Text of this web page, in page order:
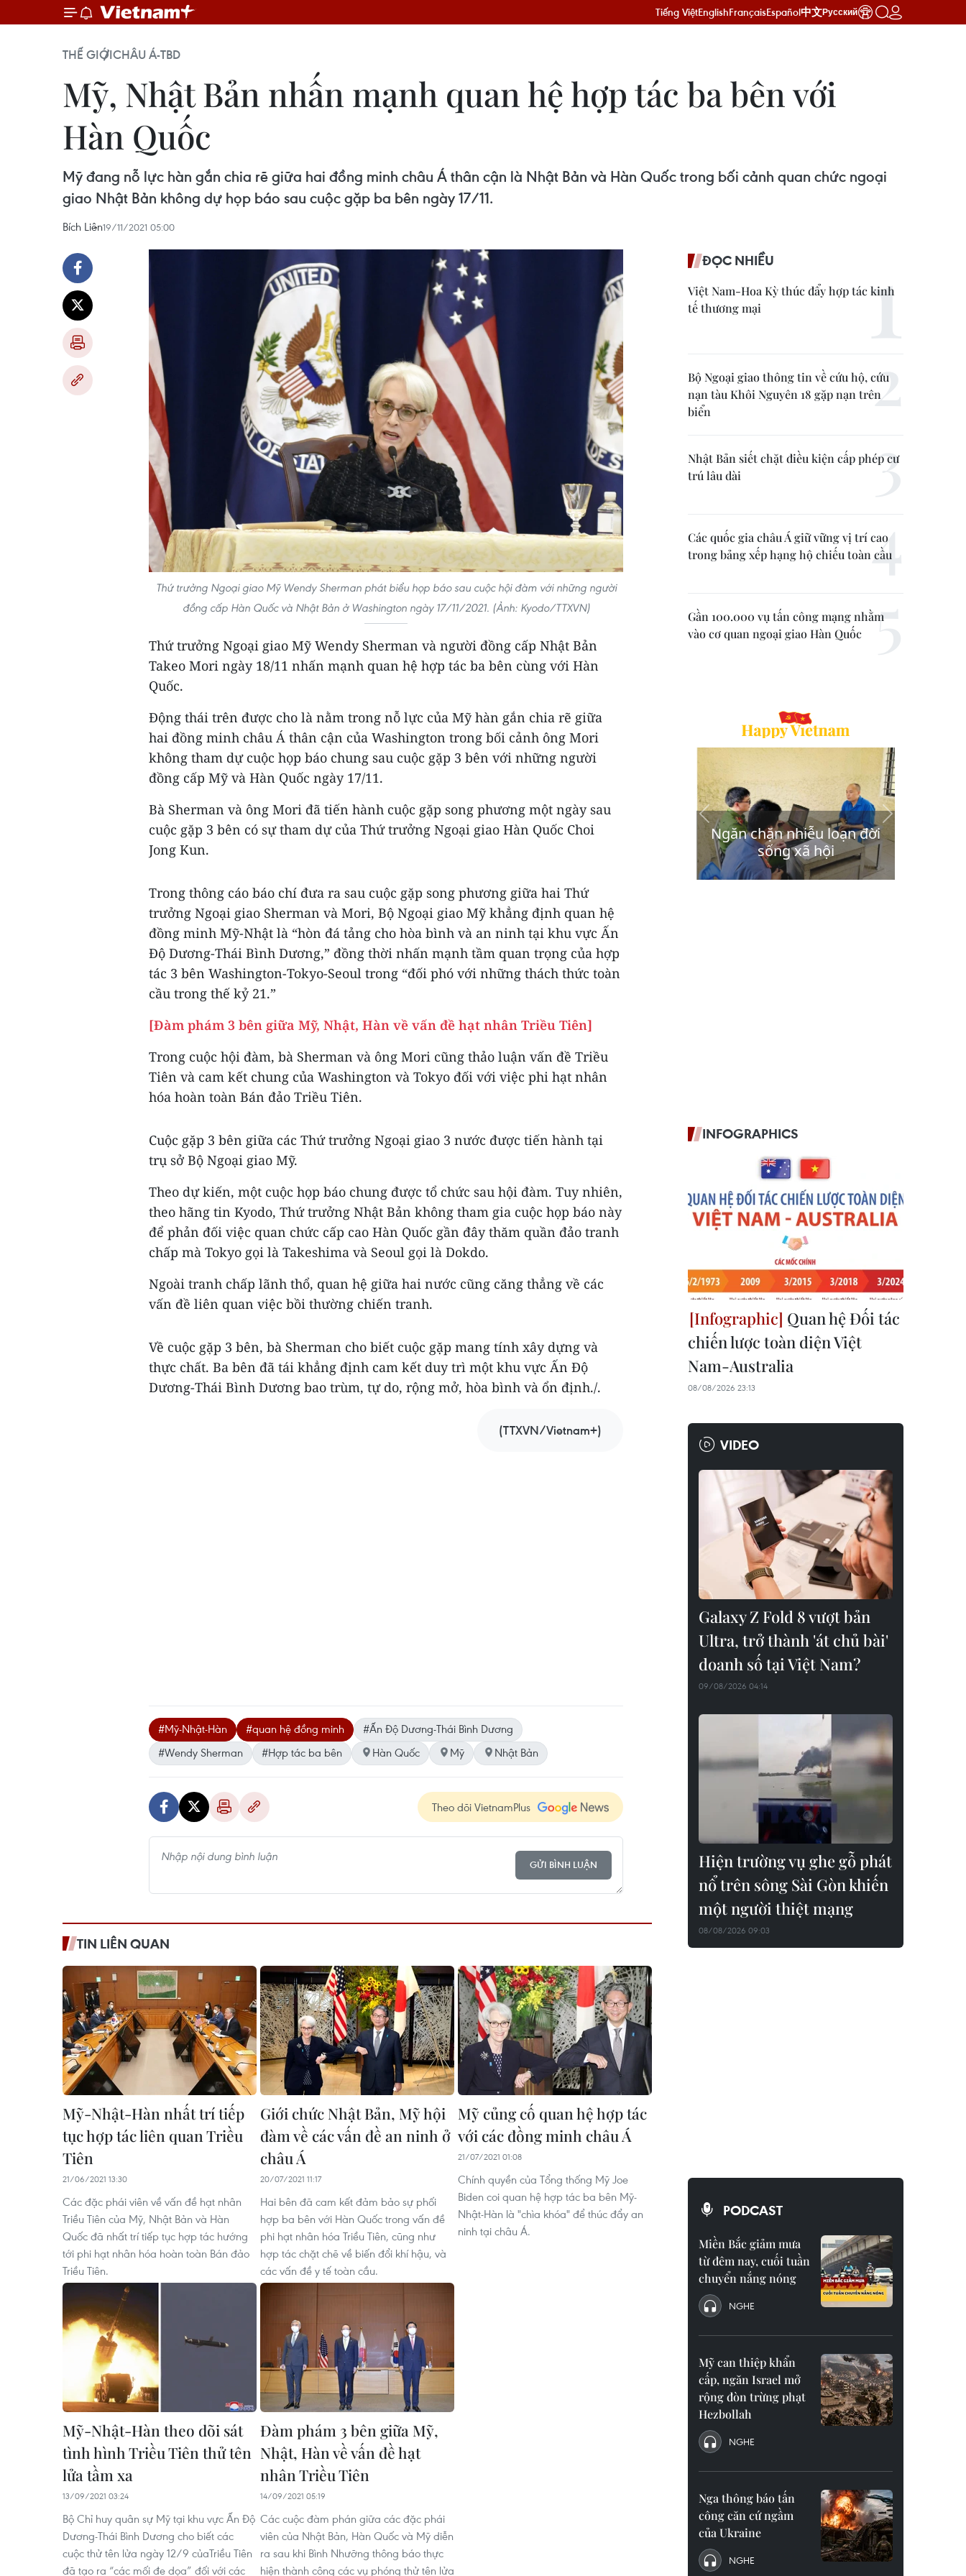
Tiếng ViệtEnglishFrançaisEspañol中文Русский
THẾ GIỚICHÂU Á-TBD
Mỹ, Nhật Bản nhấn mạnh quan hệ hợp tác ba bên với
Hàn Quốc
Mỹ đang nỗ lực hàn gắn chia rẽ giữa hai đồng minh châu Á thân cận là Nhật Bản và Hàn Quốc trong bối cảnh quan chức ngoại
giao Nhật Bản không dự họp báo sau cuộc gặp ba bên ngày 17/11.
Bích Liên19/11/2021 05:00
Thứ trưởng Ngoại giao Mỹ Wendy Sherman phát biểu họp báo sau cuộc hội đàm với những người
đồng cấp Hàn Quốc và Nhật Bản ở Washington ngày 17/11/2021. (Ảnh: Kyodo/TTXVN)
Thứ trưởng Ngoại giao Mỹ Wendy Sherman và người đồng cấp Nhật Bản
Takeo Mori ngày 18/11 nhấn mạnh quan hệ hợp tác ba bên cùng với Hàn
Quốc.
Động thái trên được cho là nằm trong nỗ lực của Mỹ hàn gắn chia rẽ giữa
hai đồng minh châu Á thân cận của Washington trong bối cảnh ông Mori
không tham dự cuộc họp báo chung sau cuộc gặp 3 bên với những người
đồng cấp Mỹ và Hàn Quốc ngày 17/11.
Bà Sherman và ông Mori đã tiến hành cuộc gặp song phương một ngày sau
cuộc gặp 3 bên có sự tham dự của Thứ trưởng Ngoại giao Hàn Quốc Choi
Jong Kun.
Trong thông cáo báo chí đưa ra sau cuộc gặp song phương giữa hai Thứ
trưởng Ngoại giao Sherman và Mori, Bộ Ngoại giao Mỹ khẳng định quan hệ
đồng minh Mỹ-Nhật là “hòn đá tảng cho hòa bình và an ninh tại khu vực Ấn
Độ Dương-Thái Bình Dương,” đồng thời nhấn mạnh tầm quan trọng của hợp
tác 3 bên Washington-Tokyo-Seoul trong “đối phó với những thách thức toàn
cầu trong thế kỷ 21.”
[Đàm phám 3 bên giữa Mỹ, Nhật, Hàn về vấn đề hạt nhân Triều Tiên]
Trong cuộc hội đàm, bà Sherman và ông Mori cũng thảo luận vấn đề Triều
Tiên và cam kết chung của Washington và Tokyo đối với việc phi hạt nhân
hóa hoàn toàn Bán đảo Triều Tiên.
Cuộc gặp 3 bên giữa các Thứ trưởng Ngoại giao 3 nước được tiến hành tại
trụ sở Bộ Ngoại giao Mỹ.
Theo dự kiến, một cuộc họp báo chung được tổ chức sau hội đàm. Tuy nhiên,
theo hãng tin Kyodo, Thứ trưởng Nhật Bản không tham gia cuộc họp báo này
để phản đối việc quan chức cấp cao Hàn Quốc gần đây thăm quần đảo tranh
chấp mà Tokyo gọi là Takeshima và Seoul gọi là Dokdo.
Ngoài tranh chấp lãnh thổ, quan hệ giữa hai nước cũng căng thẳng về các
vấn đề liên quan việc bồi thường chiến tranh.
Về cuộc gặp 3 bên, bà Sherman cho biết cuộc gặp mang tính xây dựng và
thực chất. Ba bên đã tái khẳng định cam kết duy trì một khu vực Ấn Độ
Dương-Thái Bình Dương bao trùm, tự do, rộng mở, hòa bình và ổn định./.
(TTXVN/Vietnam+)
#Mỹ-Nhật-Hàn #quan hệ đồng minh
#Ấn Độ Dương-Thái Bình Dương
#Wendy Sherman
#Hợp tác ba bên Hàn Quốc Mỹ Nhật Bản
Theo dõi VietnamPlus
GỬI BÌNH LUẬN
TIN LIÊN QUAN
Mỹ-Nhật-Hàn nhất trí tiếp
tục hợp tác liên quan Triều
Tiên
21/06/2021 13:30
Các đặc phái viên về vấn đề hạt nhân
Triều Tiên của Mỹ, Nhật Bản và Hàn
Quốc đã nhất trí tiếp tục hợp tác hướng
tới phi hạt nhân hóa hoàn toàn Bán đảo
Triều Tiên.
Giới chức Nhật Bản, Mỹ hội
đàm về các vấn đề an ninh ở
châu Á
20/07/2021 11:17
Hai bên đã cam kết đảm bảo sự phối
hợp ba bên với Hàn Quốc trong vấn đề
phi hạt nhân hóa Triều Tiên, cũng như
hợp tác chặt chẽ về biến đổi khí hậu, và
các vấn đề y tế toàn cầu.
Mỹ củng cố quan hệ hợp tác
với các đồng minh châu Á
21/07/2021 01:08
Chính quyền của Tổng thống Mỹ Joe
Biden coi quan hệ hợp tác ba bên Mỹ-
Nhật-Hàn là "chìa khóa" để thúc đẩy an
ninh tại châu Á.
Mỹ-Nhật-Hàn theo dõi sát
tình hình Triều Tiên thử tên
lửa tầm xa
13/09/2021 03:24
Bộ Chỉ huy quân sự Mỹ tại khu vực Ấn Độ
Dương-Thái Bình Dương cho biết các
cuộc thử tên lửa ngày 12/9 củaTriều Tiên
đã tạo ra “các mối đe dọa” đối với các
Đàm phám 3 bên giữa Mỹ,
Nhật, Hàn về vấn đề hạt
nhân Triều Tiên
14/09/2021 05:19
Các cuộc đàm phán giữa các đặc phái
viên của Nhật Bản, Hàn Quốc và Mỹ diễn
ra sau khi Bình Nhưỡng thông báo thực
hiện thành công các vụ phóng thử tên lửa
ĐỌC NHIỀU
Việt Nam-Hoa Kỳ thúc đẩy hợp tác kinh
tế thương mại
Bộ Ngoại giao thông tin về cứu hộ, cứu
nạn tàu Khôi Nguyên 18 gặp nạn trên
biển
Nhật Bản siết chặt điều kiện cấp phép cư
trú lâu dài
Các quốc gia châu Á giữ vững vị trí cao
trong bảng xếp hạng hộ chiếu toàn cầu
Gần 100.000 vụ tấn công mạng nhằm
vào cơ quan ngoại giao Hàn Quốc
INFOGRAPHICS
Quan hệ Đối tác
chiến lược toàn diện Việt
Nam-Australia
08/08/2026 23:13
VIDEO
Galaxy Z Fold 8 vượt bản
Ultra, trở thành 'át chủ bài'
doanh số tại Việt Nam?
09/08/2026 04:14
Hiện trường vụ ghe gỗ phát
nổ trên sông Sài Gòn khiến
một người thiệt mạng
08/08/2026 09:03
PODCAST
Miền Bắc giảm mưa
từ đêm nay, cuối tuần
chuyển nắng nóng
NGHE
Mỹ can thiệp khẩn
cấp, ngăn Israel mở
rộng đòn trừng phạt
Hezbollah
NGHE
Nga thông báo tấn
công căn cứ ngầm
của Ukraine
NGHE